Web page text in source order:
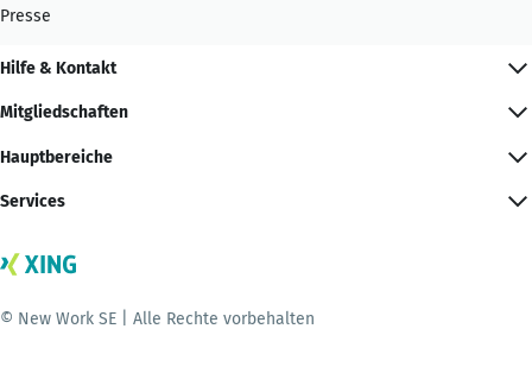
Presse
Hilfe & Kontakt
Mitgliedschaften
Hauptbereiche
Services
© New Work SE | Alle Rechte vorbehalten